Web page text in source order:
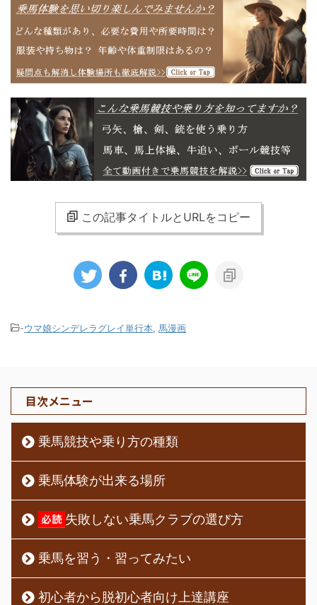
この記事タイトルとURLをコピー
-ウマ娘シンデレラグレイ単行本 馬漫画
目次メニュー
乗馬競技や乗り方の種類
乗馬体験が出来る場所
失敗しない乗馬クラブの選び方
乗馬を習う・習ってみたい
初心者から脱初心者向け上達講座